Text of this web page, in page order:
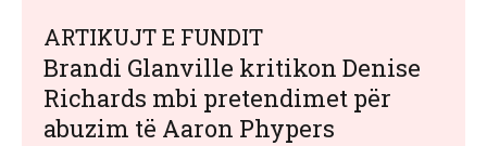
ARTIKUJT E FUNDIT
Brandi Glanville kritikon Denise
Richards mbi pretendimet për
abuzim të Aaron Phypers